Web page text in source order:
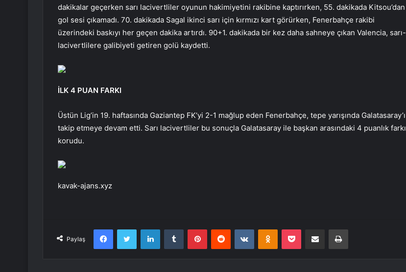
dakikalar geçerken sarı lacivertliler oyunun hakimiyetini rakibine kaptırırken, 55. dakikada Kitsou’dan
gol sesi çıkamadı. 70. dakikada Sagal ikinci sarı için kırmızı kart görürken, Fenerbahçe rakibi
üzerindeki baskıyı her geçen dakika artırdı. 90+1. dakikada bir kez daha sahneye çıkan Valencia, sarı-
lacivertlilere galibiyeti getiren golü kaydetti.
İLK 4 PUAN FARKI
Üstün Lig’in 19. haftasında Gaziantep FK’yi 2-1 mağlup eden Fenerbahçe, tepe yarışında Galatasaray’ı
takip etmeye devam etti. Sarı lacivertliler bu sonuçla Galatasaray ile başkan arasındaki 4 puanlık farkı
korudu.
kavak-ajans.xyz
Paylaş
FacebookTwitter LinkedInTumblr PinterestReddit VKontakteOdnoklassniki
Pocket E-Posta ile paylaş Yazdır